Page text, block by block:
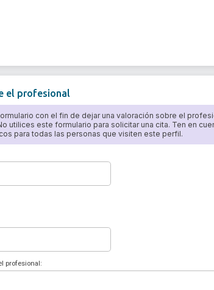
el profesional
con el fin de dejar una valoración sobre el
utilices este formulario para solicitar una cita. Ten en
para todas las personas que visiten este perfil.
profesional: